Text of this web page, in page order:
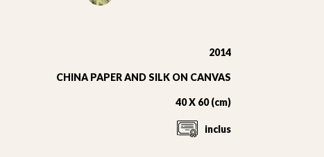
2014
CHINA PAPER AND SILK ON CANVAS
40 X 60 (cm)
inclus